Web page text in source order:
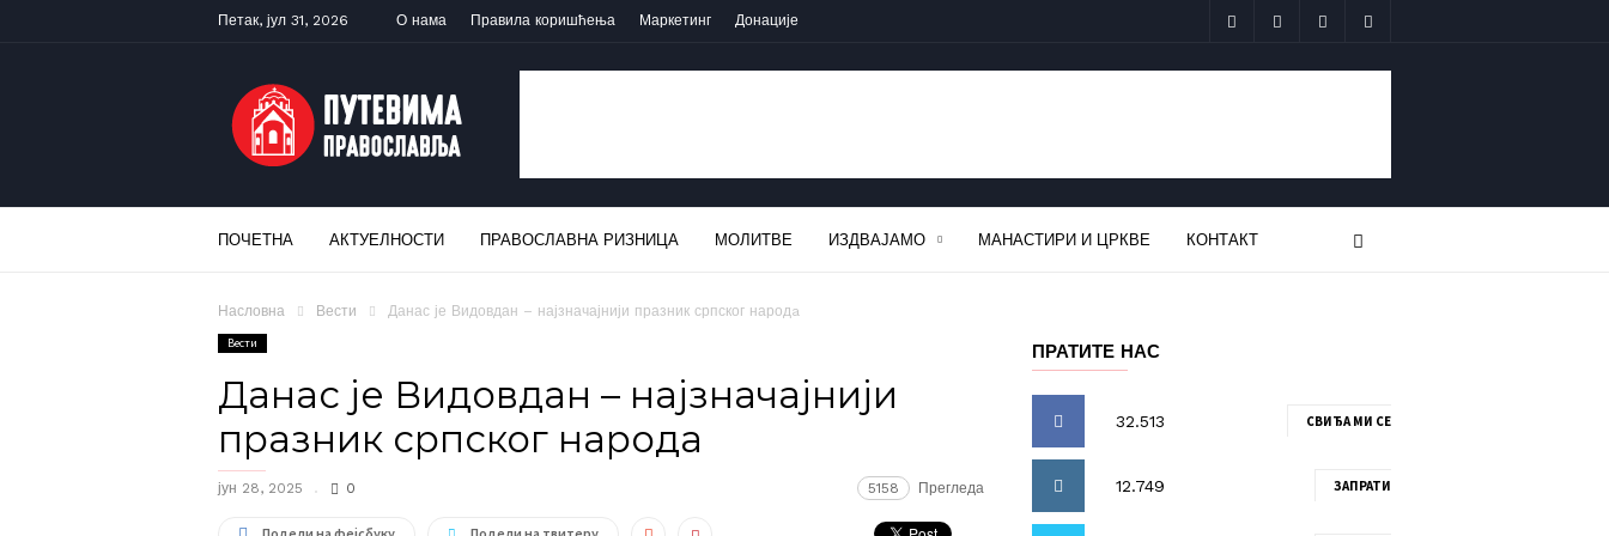
Петак, јул 31, 2026 О нама Правила коришћења Маркетинг Донације
ПУТЕВИМА
ПРАВОСЛАВЉА
ПОЧЕТНА АКТУЕЛНОСТИ ПРАВОСЛАВНА РИЗНИЦА МОЛИТВЕ ИЗДВАЈАМО МАНАСТИРИ И ЦРКВЕ КОНТАКТ
Насловна Вести Данас је Видовдан – најзначајнији празник српског народa
Вести
Данас је Видовдан – најзначајнији
празник српског народa
јун 28, 2025 0 5158 Прегледа
Подели на фејсбуку Подели на твитеру
ПРАТИТЕ НАС
СВИЂА МИ СЕ
ЗАПРАТИ